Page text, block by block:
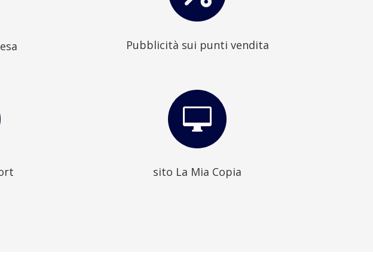
Pubblicità sui punti vendita

sito La Mia Copia